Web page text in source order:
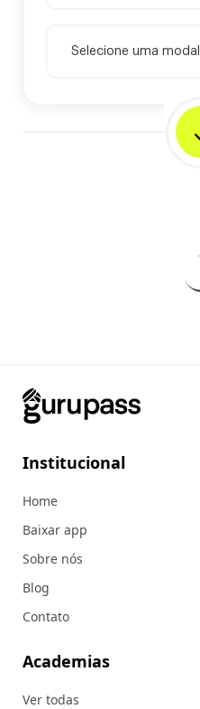
Selecione uma
Institucional
Home
Baixar app
Sobre nós
Blog
Contato
Academias
Ver todas